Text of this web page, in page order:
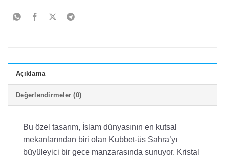
Açıklama
Değerlendirmeler (0)
Bu özel tasarım, İslam dünyasının en kutsal
mekanlarından biri olan Kubbet-üs Sahra’yı
büyüleyici bir gece manzarasında sunuyor. Kristal